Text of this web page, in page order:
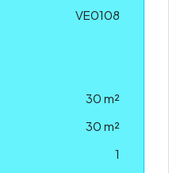
VE0108
30 m²
30 m²
1